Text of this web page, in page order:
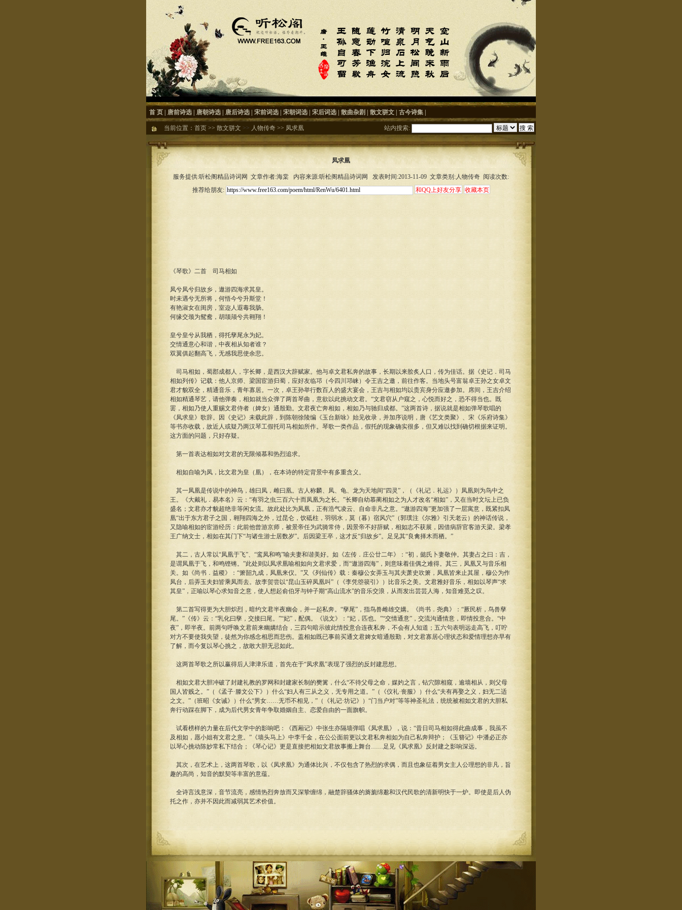
首 页 唐前诗选 唐朝诗选 唐后诗选 宋前词选 宋朝词选 宋后词选 散曲杂剧 散文骈文 古今诗集
当前位置： 首页 >> 散文骈文 >> 人物传奇 >> 凤求凰 站内搜索:
凤求凰
服务提供:听松阁精品诗词网 文章作者:海棠 内容来源:听松阁精品诗词网 发表时间:2013-11-09 文章类别:人物传奇 阅读次数:
推荐给朋友:
《琴歌》二首 司马相如
凤兮凤兮归故乡，遨游四海求其皇。
时未遇兮无所将，何悟今兮升斯堂！
有艳淑女在闺房，室迩人遐毒我肠。
何缘交颈为鸳鸯，胡颉颃兮共翱翔！
皇兮皇兮从我栖，得托孳尾永为妃。
交情通意心和谐，中夜相从知者谁？
双翼俱起翻高飞，无感我思使余悲。
司马相如，蜀郡成都人，字长卿，是西汉大辞赋家。他与卓文君私奔的故事，长期以来脍炙人口，传为佳话。据《史记．司马
相如列传》记载：他人京师、梁国宦游归蜀，应好友临邛（今四川邛崃）令王吉之邀，前往作客。当地头号富翁卓王孙之女卓文
君才貌双全，精通音乐，青年寡居。一次，卓王孙举行数百人的盛大宴会，王吉与相如均以贵宾身分应邀参加。席间，王吉介绍
相如精通琴艺，请他弹奏，相如就当众弹了两首琴曲，意欲以此挑动文君。“文君窃从户窥之，心悦而好之，恐不得当也。既
罢，相如乃使人重赐文君侍者（婢女）通殷勤。文君夜亡奔相如，相如乃与驰归成都。”这两首诗，据说就是相如弹琴歌唱的
《凤求皇》歌辞。因《史记》未载此辞，到陈朝徐陵编《玉台新咏》始见收录，并加序说明，唐《艺文类聚》、宋《乐府诗集》
等书亦收载，故近人或疑乃两汉琴工假托司马相如所作。琴歌一类作品，假托的现象确实很多，但又难以找到确切根据来证明。
这方面的问题，只好存疑。
第一首表达相如对文君的无限倾慕和热烈追求。
相如自喻为凤，比文君为皇（凰），在本诗的特定背景中有多重含义。
其一凤凰是传说中的神鸟，雄曰凤，雌曰凰。古人称麟、凤、龟、龙为天地间“四灵”，（《礼记．礼运》）凤凰则为鸟中之
王。《大戴礼．易本名》云：“有羽之虫三百六十而凤凰为之长。”长卿自幼慕蔺相如之为人才改名“相如”，又在当时文坛上已负
盛名；文君亦才貌超绝非等闲女流。故此处比为凤凰，正有浩气凌云、自命非凡之意。“遨游四海”更加强了一层寓意，既紧扣凤
凰“出于东方君子之国，翱翔四海之外，过昆仑，饮砥柱，羽弱水，莫（暮）宿风穴”（郭璞注《尔雅》引天老云）的神话传说，
又隐喻相如的宦游经历：此前他曾游京师，被景帝任为武骑常侍，因景帝不好辞赋，相如志不获展，因借病辞官客游天梁。梁孝
王广纳文士，相如在其门下“与诸生游士居数岁”。后因梁王卒，这才反“归故乡”。足见其“良禽择木而栖。”
其二，古人常以“凤凰于飞”、“鸾凤和鸣”喻夫妻和谐美好。如《左传．庄公廿二年》：“初，懿氏卜妻敬仲。其妻占之曰：吉，
是谓凤凰于飞，和鸣铿锵。”此处则以凤求凰喻相如向文君求爱，而“遨游四海”，则意味着佳偶之难得。其三，凤凰又与音乐相
关。如《尚书．益稷》：“箫韶九成，凤凰来仪。”又《列仙传》载：秦穆公女弄玉与其夫萧史吹箫，凤凰皆来止其屋，穆公为作
凤台，后弄玉夫妇皆乘凤而去。故李贺尝以“昆山玉碎凤凰叫”（《李凭箜篌引》）比音乐之美。文君雅好音乐，相如以琴声“求
其皇”，正喻以琴心求知音之意，使人想起俞伯牙与钟子期“高山流水”的音乐交浪，从而发出芸芸人海，知音难觅之叹。
第二首写得更为大胆炽烈，暗约文君半夜幽会，并一起私奔。“孳尾”，指鸟兽雌雄交媾。《尚书．尧典》：“厥民析，鸟兽孳
尾。”《传》云：“乳化曰孳，交接曰尾。”“妃”，配偶。《说文》：“妃，匹也。”“交情通意”，交流沟通情意，即情投意合。“中
夜”，即半夜。前两句呼唤文君前来幽媾结合，三四句暗示彼此情投意合连夜私奔，不会有人知道；五六句表明远走高飞，叮咛
对方不要使我失望，徒然为你感念相思而悲伤。盖相如既已事前买通文君婢女暗通殷勤，对文君寡居心理状态和爱情理想亦早有
了解，而今复以琴心挑之，故敢大胆无忌如此。
这两首琴歌之所以赢得后人津津乐道，首先在于“凤求凰”表现了强烈的反封建思想。
相如文君大胆冲破了封建礼教的罗网和封建家长制的樊篱，什么“不待父母之命，媒妁之言，钻穴隙相窥，逾墙相从，则父母
国人皆贱之。”（《孟子·滕文公下》）什么“妇人有三从之义，无专用之道。”（《仪礼·丧服》）什么“夫有再娶之义，妇无二适
之文。”（班昭《女诫》）什么“男女……无币不相见，”（《礼记·坊记》）“门当户对”等等神圣礼法，统统被相如文君的大胆私
奔行动踩在脚下，成为后代男女青年争取婚姻自主、恋爱自由的一面旗帜。
试看榜样的力量在后代文学中的影响吧：《西厢记》中张生亦隔墙弹唱《凤求凰》，说：“昔日司马相如得此曲成事，我虽不
及相如，愿小姐有文君之意。”《墙头马上》中李千金，在公公面前更以文君私奔相如为自己私奔辩护；《玉簪记》中潘必正亦
以琴心挑动陈妙常私下结合；《琴心记》更是直接把相如文君故事搬上舞台……足见《凤求凰》反封建之影响深远。
其次，在艺术上，这两首琴歌，以《凤求凰》为通体比兴，不仅包含了热烈的求偶，而且也象征着男女主人公理想的非凡，旨
趣的高尚，知音的默契等丰富的意蕴。
全诗言浅意深，音节流亮，感情热烈奔放而又深挚缠绵，融楚辞骚体的旖旎绵邈和汉代民歌的清新明快于一炉。即使是后人伪
托之作，亦并不因此而减弱其艺术价值。